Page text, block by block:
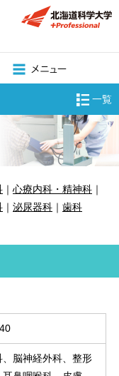
｜ 心療内科・精神科 ｜
｜ 泌尿器科 ｜ 歯科
、脳神経外科、整形
一覧